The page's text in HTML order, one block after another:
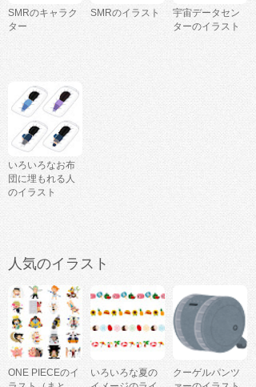
SMRのキャラク
ター
SMRのイラスト
宇宙データセン
ターのイラスト
いろいろなお布
団に埋もれる人
のイラスト
人気のイラスト
ONE PIECEのイ
いろいろな夏の
クーゲルパンツ